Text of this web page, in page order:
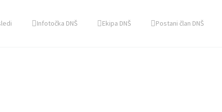
Infotočka DNŠ Ekipa DNŠ Postani član DNŠ